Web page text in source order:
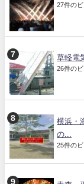
27件の
草軽電
26件の
横浜・
の...
25件の